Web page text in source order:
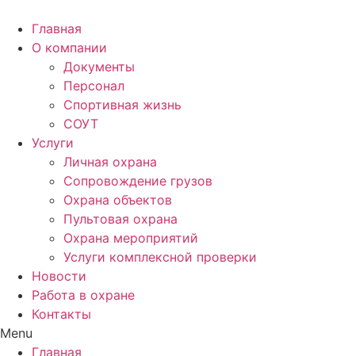
Главная
О компании
Документы
Персонал
Спортивная жизнь
СОУТ
Услуги
Личная охрана
Сопровождение грузов
Охрана объектов
Пультовая охрана
Охрана мероприятий
Услуги комплексной проверки
Новости
Работа в охране
Контакты
Menu
Главная